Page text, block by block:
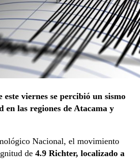
este viernes se percibió un sismo
en las regiones de Atacama y
Nacional, el movimiento
de 4.9 Richter, localizado a